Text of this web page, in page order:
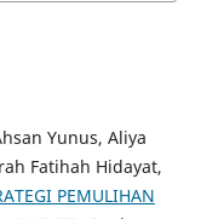
Yunus, Aliya
Fatihah Hidayat,
PEMULIHAN